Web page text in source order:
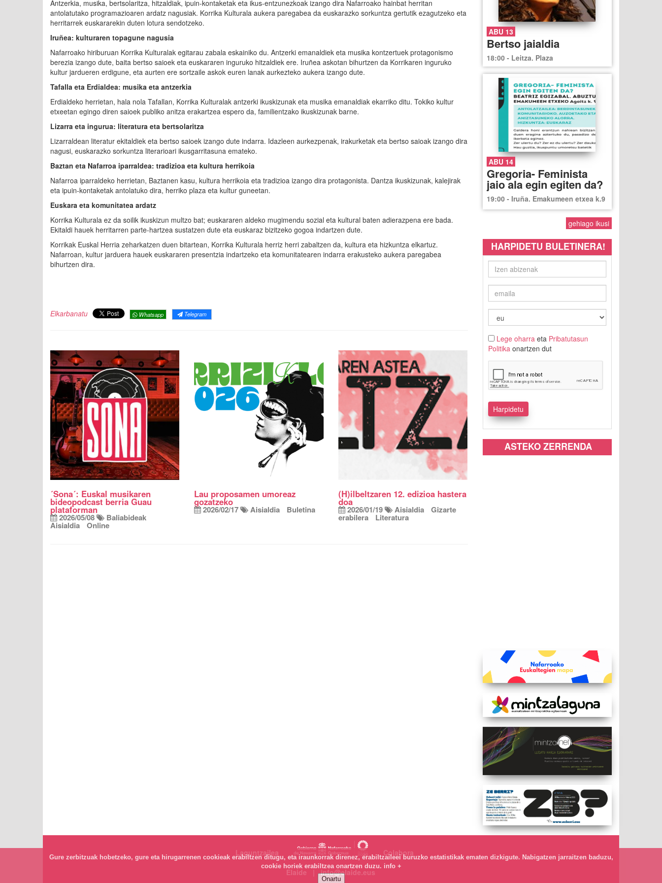
Antzerkia, musika, bertsolaritza, hitzaldiak, ipuin-kontaketak eta ikus-entzunezkoak izango dira Nafarroako hainbat herritan
antolatutako programazioaren ardatz nagusiak. Korrika Kulturala aukera paregabea da euskarazko sorkuntza gertutik ezagutzeko eta
herritarrek euskararekin duten lotura sendotzeko.
Iruñea: kulturaren topagune nagusia
Nafarroako hiriburuan Korrika Kulturalak egitarau zabala eskainiko du. Antzerki emanaldiek eta musika kontzertuek protagonismo
berezia izango dute, baita bertso saioek eta euskararen inguruko hitzaldiek ere. Iruñea askotan bihurtzen da Korrikaren inguruko
kultur jardueren erdigune, eta aurten ere sortzaile askok euren lanak aurkezteko aukera izango dute.
Tafalla eta Erdialdea: musika eta antzerkia
Erdialdeko herrietan, hala nola Tafallan, Korrika Kulturalak antzerki ikuskizunak eta musika emanaldiak ekarriko ditu. Tokiko kultur
etxeetan egingo diren saioek publiko anitza erakartzea espero da, familientzako ikuskizunak barne.
Lizarra eta ingurua: literatura eta bertsolaritza
Lizarraldean literatur ekitaldiek eta bertso saioek izango dute indarra. Idazleen aurkezpenak, irakurketak eta bertso saioak izango dira
nagusi, euskarazko sorkuntza literarioari ikusgarritasuna emateko.
Baztan eta Nafarroa iparraldea: tradizioa eta kultura herrikoia
Nafarroa iparraldeko herrietan, Baztanen kasu, kultura herrikoia eta tradizioa izango dira protagonista. Dantza ikuskizunak, kalejirak
eta ipuin-kontaketak antolatuko dira, herriko plaza eta kultur guneetan.
Euskara eta komunitatea ardatz
Korrika Kulturala ez da soilik ikuskizun multzo bat; euskararen aldeko mugimendu sozial eta kultural baten adierazpena ere bada.
Ekitaldi hauek herritarren parte-hartzea sustatzen dute eta euskaraz bizitzeko gogoa indartzen dute.
Korrikak Euskal Herria zeharkatzen duen bitartean, Korrika Kulturala herriz herri zabaltzen da, kultura eta hizkuntza elkartuz.
Nafarroan, kultur jarduera hauek euskararen presentzia indartzeko eta komunitatearen indarra erakusteko aukera paregabea
bihurtzen dira.
Elkarbanatu Whatsapp Telegram
´Sona´: Euskal musikaren
bideopodcast berria Guau
plataforman
2026/05/08 Baliabideak
Aisialdia Online
Lau proposamen umoreaz
gozatzeko
2026/02/17 Aisialdia Buletina
(H)ilbeltzaren 12. edizioa hastera
doa
2026/01/19 Aisialdia Gizarte
erabilera Literatura
ABU 13
Bertso jaialdia
18:00 - Leitza. Plaza
ABU 14
Gregoria- Feminista
jaio ala egin egiten da?
19:00 - Iruña. Emakumeen etxea k.9
gehiago ikusi
HARPIDETU BULETINERA!
Lege oharraeta Pribatutasun
Politikaonartzen dut
ASTEKO ZERRENDA
Laguntzailea
Colabora
Elaide | info@elaide.eus
Gure zerbitzuak hobetzeko, gure eta hirugarrenen cookieak erabiltzen ditugu, eta iraunkorrak direnez, erabiltzaileei buruzko estatistikak ematen dizkigute. Nabigatzen jarraitzen baduzu,
cookie horiek erabiltzea onartzen duzu. info +